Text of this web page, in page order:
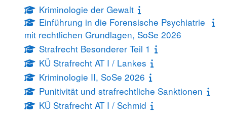
Kriminologie der Gewalt
Einführung in die Forensische Psychiatrie
mit rechtlichen Grundlagen, SoSe 2026
Strafrecht Besonderer Teil 1
KÜ Strafrecht AT I / Lankes
Kriminologie II, SoSe 2026
Punitivität und strafrechtliche Sanktionen
KÜ Strafrecht AT I / Schmid